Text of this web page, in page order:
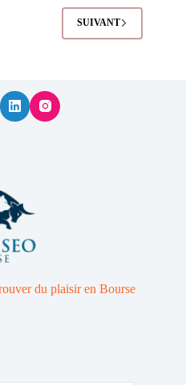
SUIVANT
du plaisir en Bourse